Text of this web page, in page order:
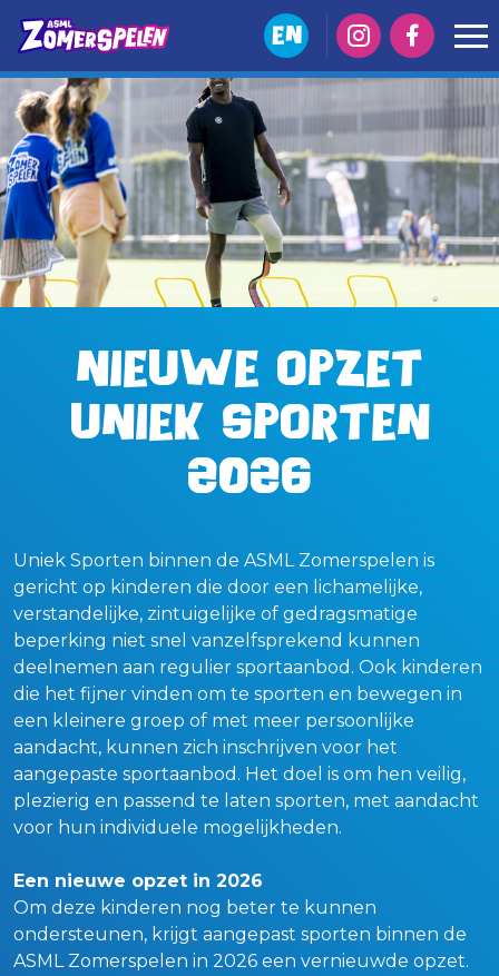
EN
Nieuwe opzet
Uniek Sporten
2026
Uniek Sporten binnen de ASML Zomerspelen is
gericht op kinderen die door een lichamelijke,
verstandelijke, zintuigelijke of gedragsmatige
beperking niet snel vanzelfsprekend kunnen
deelnemen aan regulier sportaanbod. Ook kinderen
die het fijner vinden om te sporten en bewegen in
een kleinere groep of met meer persoonlijke
aandacht, kunnen zich inschrijven voor het
aangepaste sportaanbod. Het doel is om hen veilig,
plezierig en passend te laten sporten, met aandacht
voor hun individuele mogelijkheden.
Een nieuwe opzet in 2026
Om deze kinderen nog beter te kunnen
ondersteunen, krijgt aangepast sporten binnen de
ASML Zomerspelen in 2026 een vernieuwde opzet.